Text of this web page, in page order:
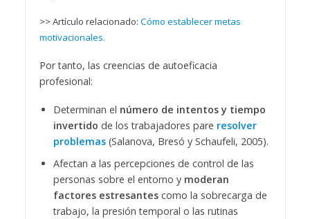
>> Artículo relacionado: Cómo establecer metas
motivacionales.
Por tanto, las creencias de autoeficacia
profesional:
Determinan el número de intentos y tiempo
invertido de los trabajadores pare resolver
problemas (Salanova, Bresó y Schaufeli, 2005).
Afectan a las percepciones de control de las
personas sobre el entorno ymoderan
factores estresantescomo la sobrecarga de
trabajo, la presión temporal o las rutinas